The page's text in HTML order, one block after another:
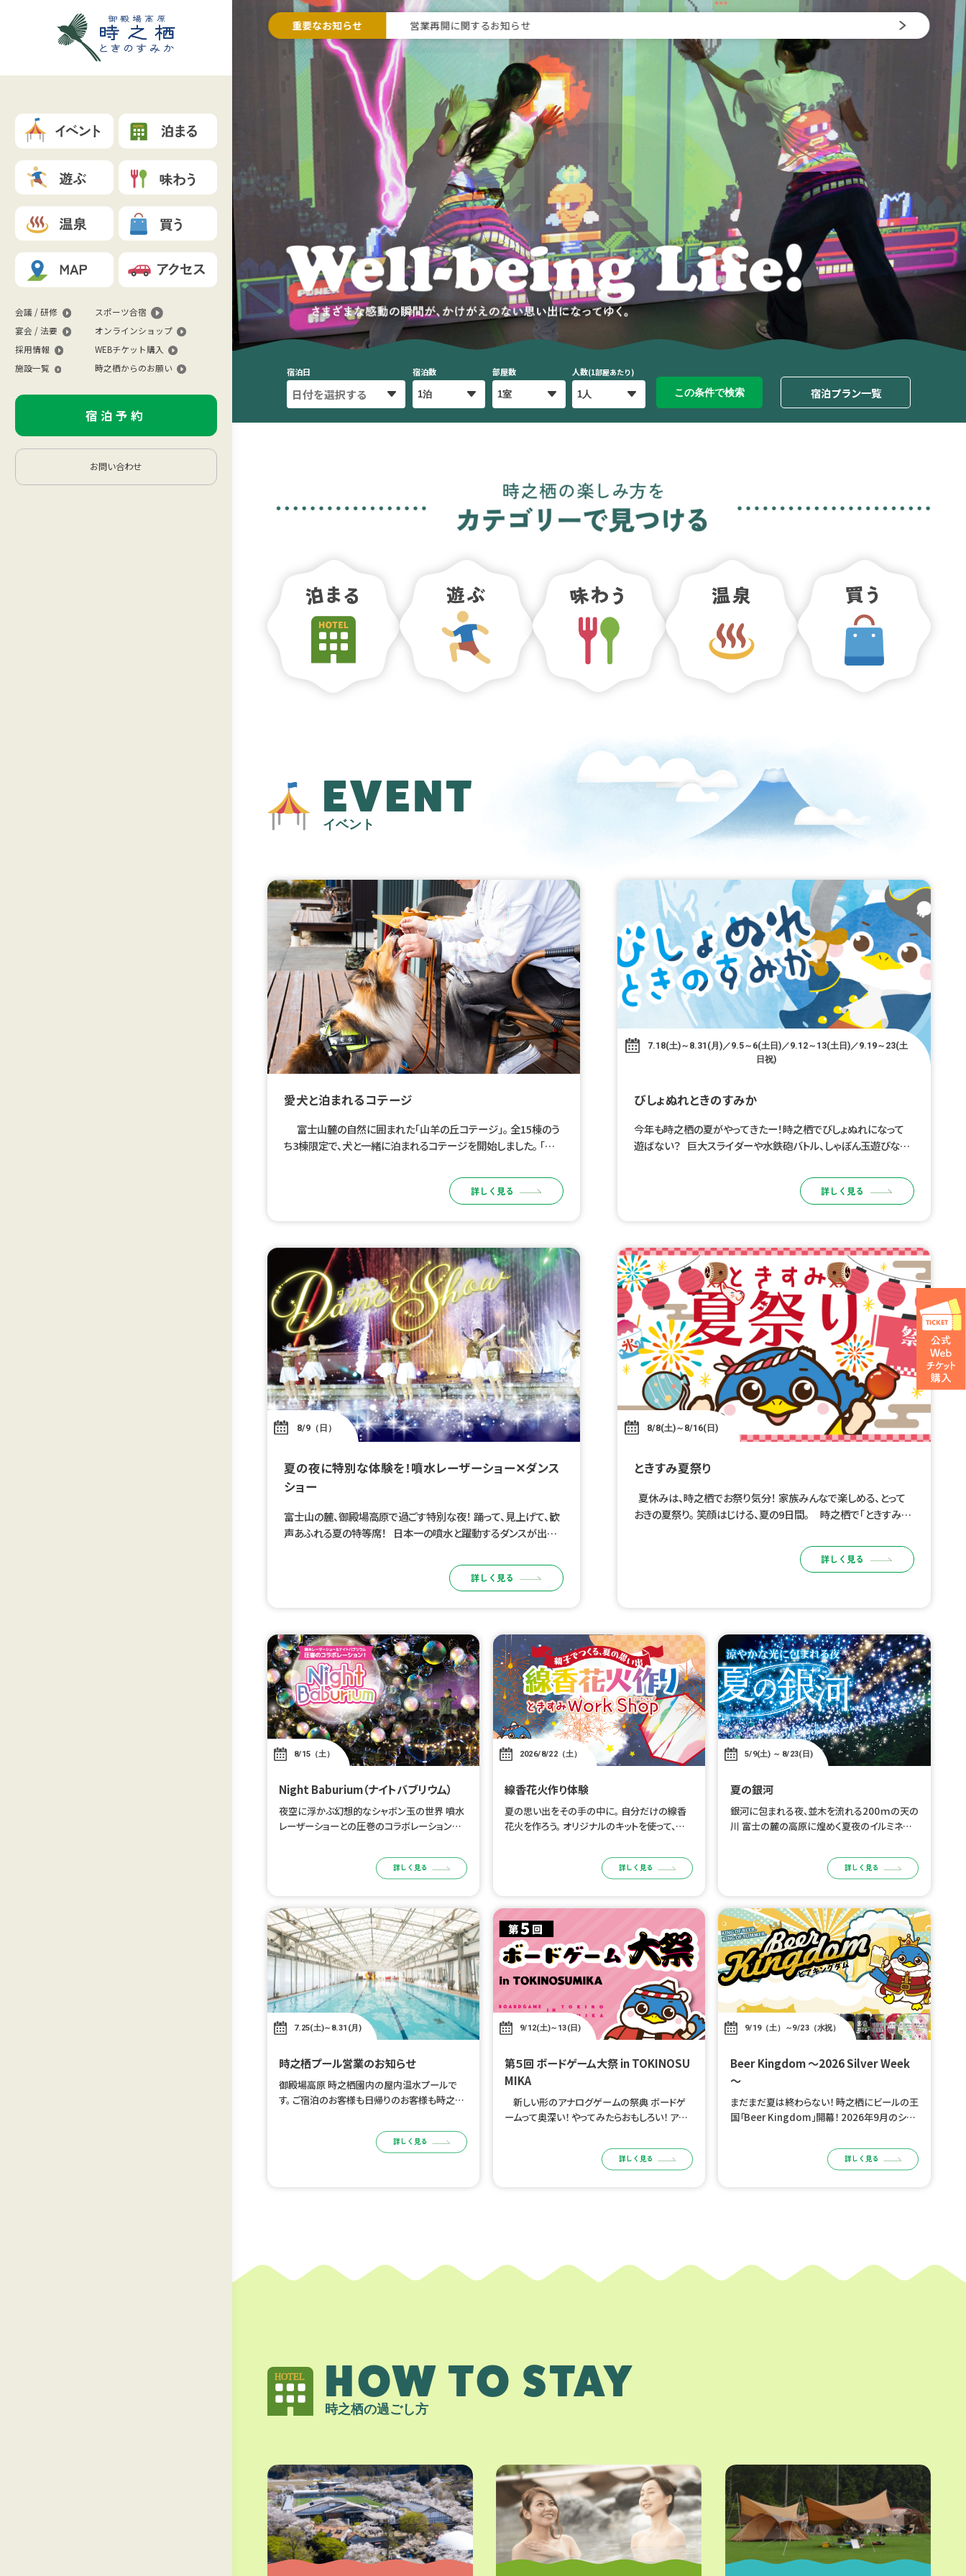
会議 / 研修
スポーツ合宿
宴会 / 法要
オンラインショップ
採用情報
WEBチケット購入
施設一覧
時之栖からのお願い
宿泊予約
お問い合わせ
重要なお知らせ 営業再開に関するお知らせ
宿泊日 宿泊数 部屋数 人数(1部屋あたり)
宿泊プラン一覧
EVENT
イベント
愛犬と泊まれるコテージ
富士山麓の自然に囲まれた「山羊の丘コテージ」。 全15棟のう
ち3棟限定で、犬と一緒に泊まれるコテージを開始しました。 「一
詳しく見る
7.18(土)～8.31(月)／9.5～6(土日)／9.12～13(土日)／9.19～23(土
日祝)
びしょぬれときのすみか
今年も時之栖の夏がやってきたー！時之栖でびしょぬれになって
遊ばない？ 巨大スライダーや水鉄砲バトル、しゃぼん玉遊びなど、
詳しく見る
8/9（日）
夏の夜に特別な体験を！噴水レーザーショー✕ダンス
ショー
富士山の麓、御殿場高原で過ごす特別な夜！ 踊って、見上げて、歓
声あふれる夏の特等席！ 日本一の噴水と躍動するダンスが出会
詳しく見る
8/8(土)～8/16(日)
ときすみ夏祭り
夏休みは、時之栖でお祭り気分！ 家族みんなで楽しめる、とって
おきの夏祭り。 笑顔はじける、夏の9日間。 時之栖で「ときすみ夏
詳しく見る
8/15（土）
Night Baburium（ナイトバブリウム）
夜空に浮かぶ幻想的なシャボン玉の世界 噴水
レーザーショーとの圧巻のコラボレーションを
～の1公演のみ ※噴水レーザーショーとの同
詳しく見る
2026/8/22（土）
線香花火作り体験
夏の思い出をその手の中に。 自分だけの線香
花火を作ろう。 オリジナルのキットを使って、自
と一緒に、旅の思い出をひとつまみ。世界に一つ
だけの線香花火を作りましょう。 夏休みの自由
詳しく見る
5/9(土) ～ 8/23(日)
夏の銀河
銀河に包まれる夜、並木を流れる200ｍの天の
川 富士の麓の高原に煌めく夏夜のイルミネー
けじゃない。 星空や天の川をイメージした銀河
を感じるイルミネーションの下で光 […]
詳しく見る
7.25(土)～8.31(月)
時之栖プール営業のお知らせ
御殿場高原 時之栖園内の屋内温水プールで
す。 ご宿泊のお客様も日帰りのお客様も時之栖
ebチケットによる事前チケット購入制となりま
す。 ※ご利用日の前日 […]
詳しく見る
9/12(土)～13(日)
第５回 ボードゲーム大祭 in TOKINOSU
MIKA
新しい形のアナログゲームの祭典 ボードゲ
ームって奥深い！ やってみたらおもしろい！ アナ
う！ 参加者向け宿泊プランはこちらから 開催
詳しく見る
9/19（土）～9/23（水祝）
Beer Kingdom ～2026 Silver Week
～
まだまだ夏は終わらない！ 時之栖にビールの王
国「Beer Kingdom」開幕！ 2026年9月のシル
QUARE」がビール好きの王国に変わります！
詳しく見る
HOW TO STAY
時之栖の過ごし方